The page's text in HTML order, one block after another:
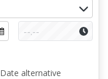
Date alternative